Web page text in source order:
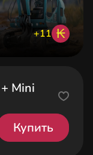
+11 ₭
Mini
Купить